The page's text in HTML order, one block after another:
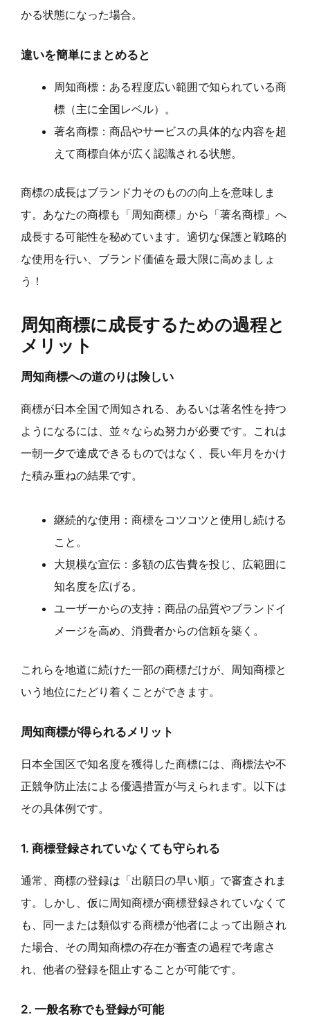
かる状態になった場合。
違いを簡単にまとめると
周知商標：ある程度広い範囲で知られている商
標（主に全国レベル）。
著名商標：商品やサービスの具体的な内容を超
えて商標自体が広く認識される状態。
商標の成長はブランド力そのものの向上を意味しま
す。あなたの商標も「周知商標」から「著名商標」へ
成長する可能性を秘めています。適切な保護と戦略的
な使用を行い、ブランド価値を最大限に高めましょ
う！
周知商標に成長するための過程と
メリット
周知商標への道のりは険しい
商標が日本全国で周知される、あるいは著名性を持つ
ようになるには、並々ならぬ努力が必要です。これは
一朝一夕で達成できるものではなく、長い年月をかけ
た積み重ねの結果です。
継続的な使用：商標をコツコツと使用し続ける
こと。
大規模な宣伝：多額の広告費を投じ、広範囲に
知名度を広げる。
ユーザーからの支持：商品の品質やブランドイ
メージを高め、消費者からの信頼を築く。
これらを地道に続けた一部の商標だけが、周知商標と
いう地位にたどり着くことができます。
周知商標が得られるメリット
日本全国区で知名度を獲得した商標には、商標法や不
正競争防止法による優遇措置が与えられます。以下は
その具体例です。
1. 商標登録されていなくても守られる
通常、商標の登録は「出願日の早い順」で審査されま
す。しかし、仮に周知商標が商標登録されていなくて
も、同一または類似する商標が他者によって出願され
た場合、その周知商標の存在が審査の過程で考慮さ
れ、他者の登録を阻止することが可能です。
2. 一般名称でも登録が可能